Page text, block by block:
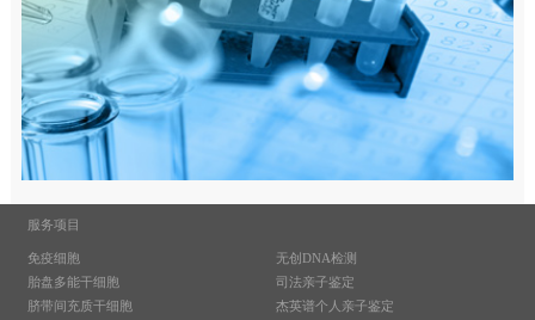
服务项目
免疫细胞
胎盘多能干细胞
脐带间充质干细胞
无创DNA检测
司法亲子鉴定
杰英谱个人亲子鉴定